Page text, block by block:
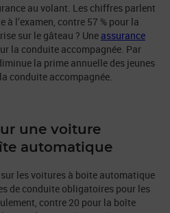
au volant. Les chiffres parlent
à l’examen, contre 57 % pour la
sur le gâteau ? Une assurance
la conduite accompagnée. Par
la prime annuelle des jeunes
conduite accompagnée.
une voiture
automatique
les voitures à boite automatique
de conduite obligatoires pour les
contre 20 pour la boîte